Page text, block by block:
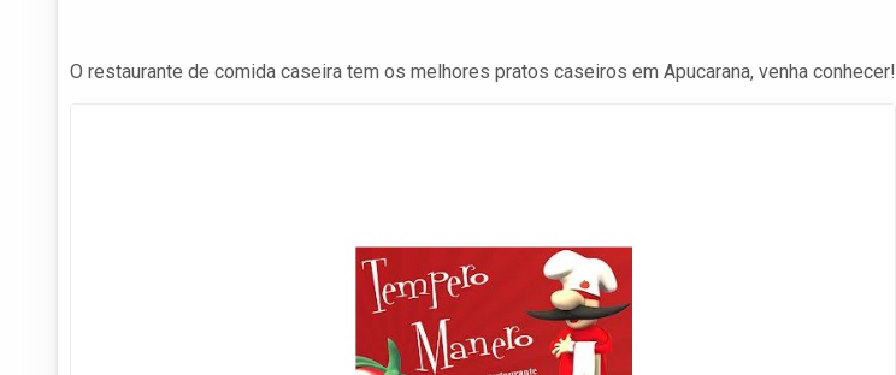
O restaurante de comida caseira tem os melhores pratos caseiros em Apucarana, venha conhecer!